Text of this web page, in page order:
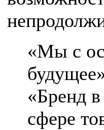
«Мы с
«Бренд
сфере